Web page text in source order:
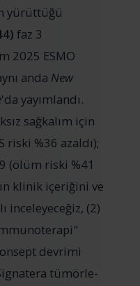
yürüttüğü
faz 3
2025 ESMO
anda New
'da yayımlandı.
sağkalım için
riski %36 azaldı);
(ölüm riski %41
klinik içeriğini ve
inceleyeceğiz, (2)
devrimi
Signatera tümörle-